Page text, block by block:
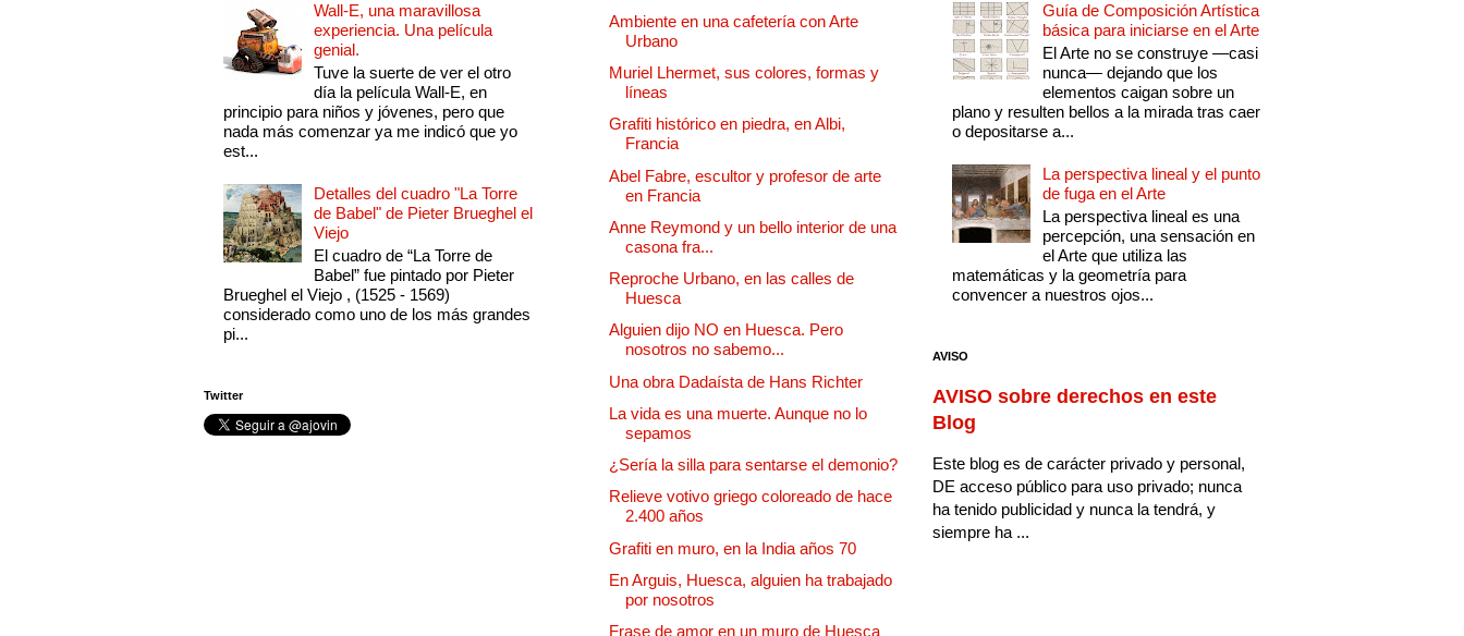
Wall-E, una maravillosa
experiencia. Una película
genial.
Tuve la suerte de ver el otro
día la película Wall-E, en
principio para niños y jóvenes, pero que
nada más comenzar ya me indicó que yo
est...
Detalles del cuadro "La Torre
de Babel" de Pieter Brueghel el
Viejo
El cuadro de “La Torre de
Babel” fue pintado por Pieter
Brueghel el Viejo , (1525 - 1569)
considerado como uno de los más grandes
pi...
Twitter
Ambiente en una cafetería con Arte
Urbano
Muriel Lhermet, sus colores, formas y
líneas
Grafiti histórico en piedra, en Albi,
Francia
Abel Fabre, escultor y profesor de arte
en Francia
Anne Reymond y un bello interior de una
casona fra...
Reproche Urbano, en las calles de
Huesca
Alguien dijo NO en Huesca. Pero
nosotros no sabemo...
Una obra Dadaísta de Hans Richter
La vida es una muerte. Aunque no lo
sepamos
¿Sería la silla para sentarse el demonio?
Relieve votivo griego coloreado de hace
2.400 años
Grafiti en muro, en la India años 70
En Arguis, Huesca, alguien ha trabajado
por nosotros
Frase de amor en un muro de Huesca
Guía de Composición Artística
básica para iniciarse en el Arte
El Arte no se construye —casi
nunca— dejando que los
elementos caigan sobre un
plano y resulten bellos a la mirada tras caer
o depositarse a...
La perspectiva lineal y el punto
de fuga en el Arte
La perspectiva lineal es una
percepción, una sensación en
el Arte que utiliza las
matemáticas y la geometría para
convencer a nuestros ojos...
AVISO
AVISO sobre derechos en este
Blog
Este blog es de carácter privado y personal,
DE acceso público para uso privado; nunca
ha tenido publicidad y nunca la tendrá, y
siempre ha ...